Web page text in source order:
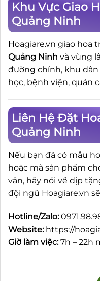
Khu Vực Giao
Quảng Ninh
Hoagiare.vn giao hoa
Quảng Ninh và vùng
đường chính, khu
học, bệnh viện, quán
Liên Hệ Đặt
Quảng Ninh
Nếu bạn đã có mẫu
hoặc mã sản phẩm
vân, hãy nói về dịp
đội ngũ Hoagiare.vn
Hotline/Zalo:
Website: https://
Giờ làm việc:7h – 22h